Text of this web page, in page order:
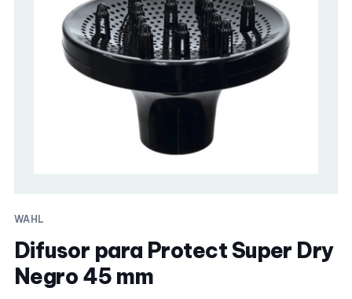
WAHL
Difusor para Protect Super Dry
Negro 45 mm